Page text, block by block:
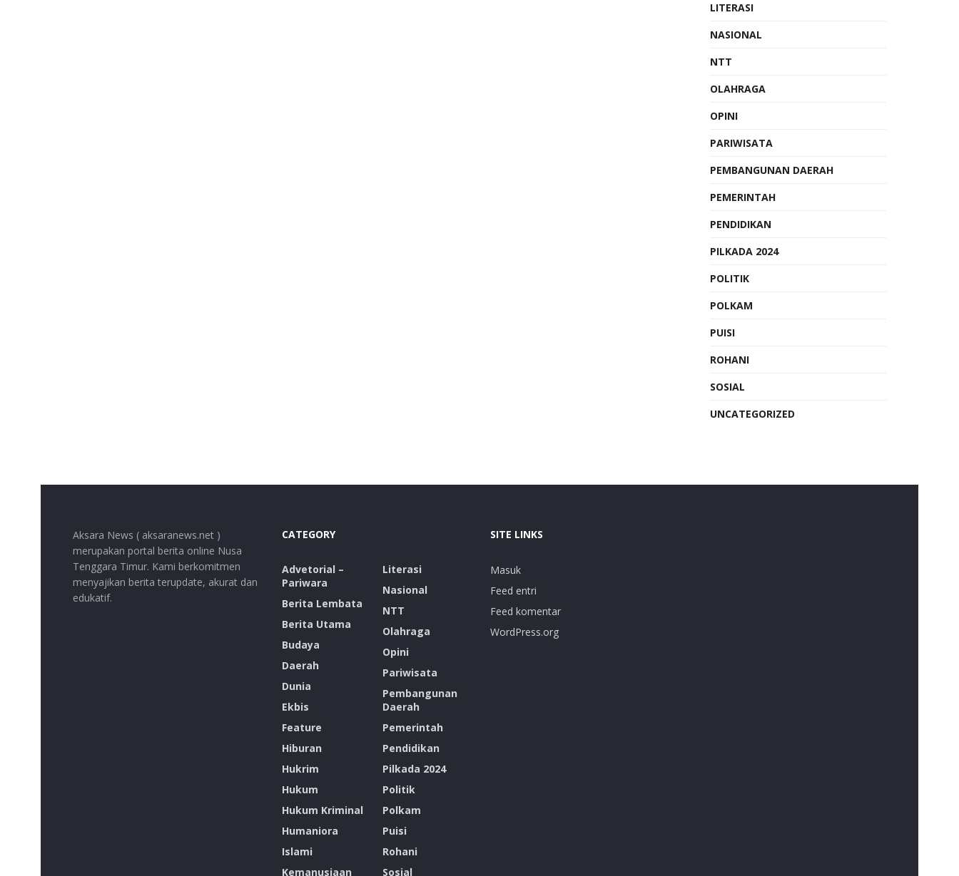
LITERASI
NASIONAL
NTT
OLAHRAGA
OPINI
PARIWISATA
PEMBANGUNAN DAERAH
PEMERINTAH
PENDIDIKAN
PILKADA 2024
POLITIK
POLKAM
PUISI
ROHANI
SOSIAL
UNCATEGORIZED
Aksara News ( aksaranews.net )
merupakan portal berita online Nusa
Tenggara Timur. Kami berkomitmen
menyajikan berita terupdate, akurat dan
edukatif.
CATEGORY
Advetorial –
Pariwara
Berita Lembata
Berita Utama
Budaya
Daerah
Dunia
Ekbis
Feature
Hiburan
Hukrim
Hukum
Hukum Kriminal
Humaniora
Islami
Kemanusiaan
Literasi
Nasional
NTT
Olahraga
Opini
Pariwisata
Pembangunan
Daerah
Pemerintah
Pendidikan
Pilkada 2024
Politik
Polkam
Puisi
Rohani
Sosial
SITE LINKS
Masuk
Feed entri
Feed komentar
WordPress.org